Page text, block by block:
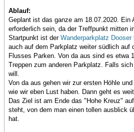
Ablauf:
Geplant ist das ganze am 18.07.2020. Ein
erforderlich sein, da der Treffpunkt mitten
Startpunkt ist der Wanderparkplatz Dooser
auch auf dem Parkplatz weiter südlich auf
Flusses Parken. Von da aus sind es etwa
Treppen zum anderen Parkplatz. Falls
will.
Von da aus gehen wir zur ersten Höhle
wie wir eben Lust haben. Dann geht es
Das Ziel ist am Ende das "Hohe Kreuz"
steht, von dem man einen tollen ausblick
hat.